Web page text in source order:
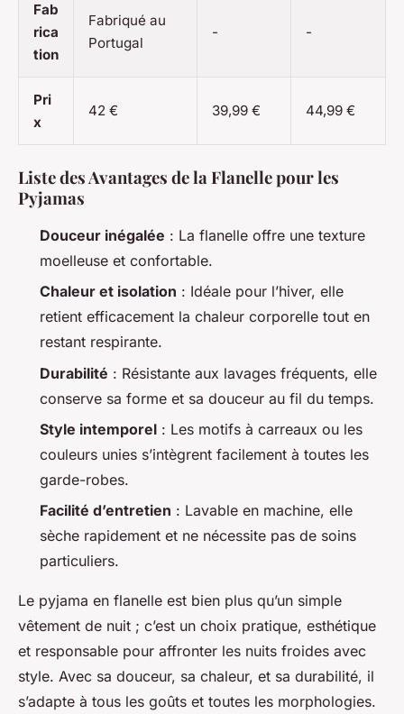
Fab
rica
tion
Fabriqué au
Portugal
- -
Pri
x
42 € 39,99 € 44,99 €
Liste des Avantages de la Flanelle pour les
Pyjamas
Douceur inégalée : La flanelle offre une texture
moelleuse et confortable.
Chaleur et isolation : Idéale pour l’hiver, elle
retient efficacement la chaleur corporelle tout en
restant respirante.
Durabilité : Résistante aux lavages fréquents, elle
conserve sa forme et sa douceur au fil du temps.
Style intemporel : Les motifs à carreaux ou les
couleurs unies s’intègrent facilement à toutes les
garde-robes.
Facilité d’entretien : Lavable en machine, elle
sèche rapidement et ne nécessite pas de soins
particuliers.
Le pyjama en flanelle est bien plus qu’un simple
vêtement de nuit ; c’est un choix pratique, esthétique
et responsable pour affronter les nuits froides avec
style. Avec sa douceur, sa chaleur, et sa durabilité, il
s’adapte à tous les goûts et toutes les morphologies.